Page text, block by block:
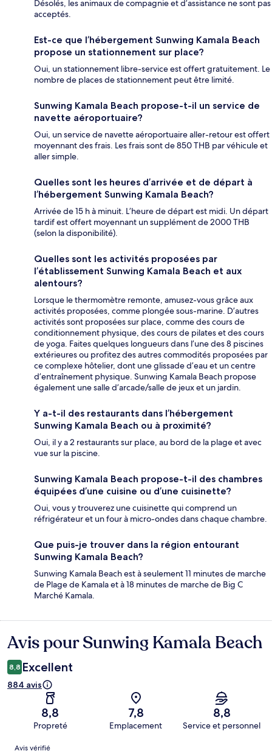
Désolés, les animaux de compagnie et d’assistance ne sont pas
acceptés.
Est-ce que l’hébergement Sunwing Kamala Beach
propose un stationnement sur place?
Oui, un stationnement libre-service est offert gratuitement. Le
nombre de places de stationnement peut être limité.
Sunwing Kamala Beach propose-t-il un service de
navette aéroportuaire?
Oui, un service de navette aéroportuaire aller-retour est offert
moyennant des frais. Les frais sont de 850 THB par véhicule et
aller simple.
Quelles sont les heures d’arrivée et de départ à
l’hébergement Sunwing Kamala Beach?
Arrivée de 15 h à minuit. L’heure de départ est midi. Un départ
tardif est offert moyennant un supplément de 2000 THB
(selon la disponibilité).
Quelles sont les activités proposées par
l’établissement Sunwing Kamala Beach et aux
alentours?
Lorsque le thermomètre remonte, amusez-vous grâce aux
activités proposées, comme plongée sous-marine. D’autres
activités sont proposées sur place, comme des cours de
conditionnement physique, des cours de pilates et des cours
de yoga. Faites quelques longueurs dans l’une des 8 piscines
extérieures ou profitez des autres commodités proposées par
ce complexe hôtelier, dont une glissade d’eau et un centre
d’entraînement physique. Sunwing Kamala Beach propose
également une salle d’arcade/salle de jeux et un jardin.
Y a-t-il des restaurants dans l’hébergement
Sunwing Kamala Beach ou à proximité?
Oui, il y a 2 restaurants sur place, au bord de la plage et avec
vue sur la piscine.
Sunwing Kamala Beach propose-t-il des chambres
équipées d’une cuisine ou d’une cuisinette?
Oui, vous y trouverez une cuisinette qui comprend un
réfrigérateur et un four à micro-ondes dans chaque chambre.
Que puis-je trouver dans la région entourant
Sunwing Kamala Beach?
Sunwing Kamala Beach est à seulement 11 minutes de marche
de Plage de Kamala et à 18 minutes de marche de Big C
Marché Kamala.
Avis
Avis pour Sunwing Kamala Beach
8,8 Excellent
884 avis
8,8
Propreté
7,8
Emplacement
8,8
Service et personnel
Avis
Avis vérifié